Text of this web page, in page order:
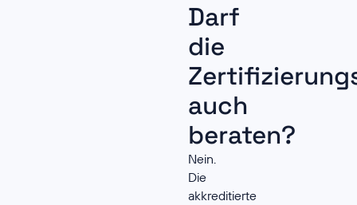
Darf
die
auch
beraten?
Nein.
Die
akkreditierte